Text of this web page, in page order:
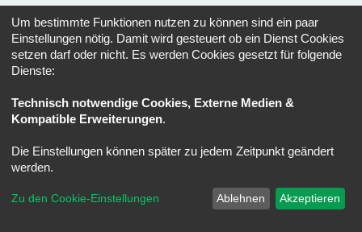
Registrieren
Portal Ruhmeshalle Alle Zeiten sindUTC+02:00
Deutsche Übersetzung durchphpBB.de
Datenschutz|
Um bestimmte Funktionen nutzen zu können sind ein paar
Einstellungen nötig. Damit wird gesteuert ob ein Dienst Cookies
setzen darf oder nicht. Es werden Cookies gesetzt für folgende
Dienste:
Technisch notwendige Cookies, Externe Medien &
Kompatible Erweiterungen.
Die Einstellungen können später zu jedem Zeitpunkt geändert
werden.
Zu den Cookie-Einstellungen Ablehnen Akzeptieren